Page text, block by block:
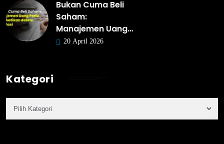
Bukan Cuma Beli
Saham:
Manajemen Uang…
20 April 2026
Kategori